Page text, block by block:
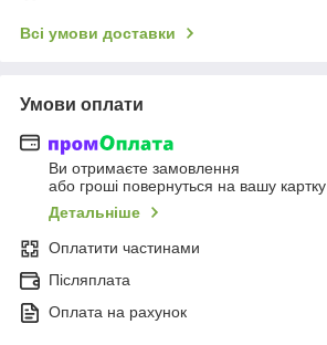
Всі умови доставки
Умови оплати
Ви отримаєте замовлення
або гроші повернуться на вашу картку
Детальніше
Оплатити частинами
Післяплата
Оплата на рахунок